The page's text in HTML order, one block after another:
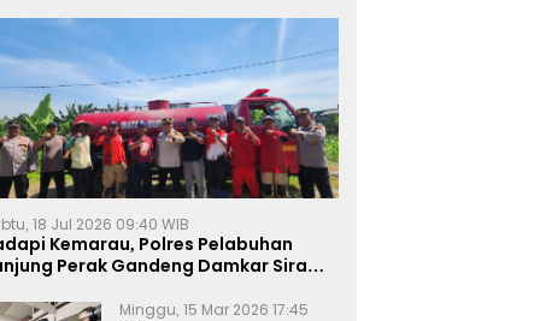
18 Jul 2026 09:40 WIB
Kemarau, Polres Pelabuhan
Perak Gandeng Damkar Siram
Minggu, 15 Mar 2026 17:45